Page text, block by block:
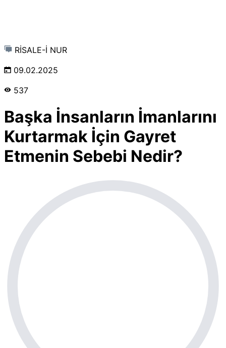
RİSALE-İ NUR
09.02.2025
537
Başka İnsanların İmanlarını
Kurtarmak İçin Gayret
Etmenin Sebebi Nedir?